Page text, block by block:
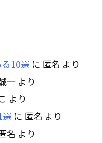
10選 に 匿名 より
一 より
より
選 に 匿名 より
名 より